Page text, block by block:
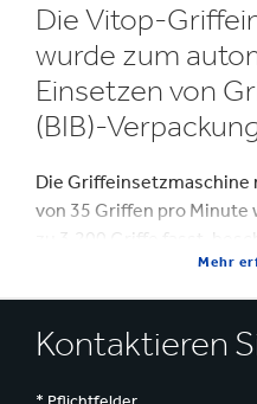
Die Vitop-
wurde zum
Einsetzen von
(BIB)-
Die Griffeinsetzmaschine
von 35 Griffen pro Minute
zu 3.200 Griffe fasst,
Griffkapazität ist
je nach Geschwindigkeit
während des Betriebs der
Mehr
Kontaktieren